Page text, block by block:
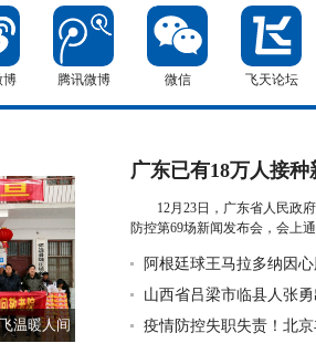
博 腾讯微博 微信 飞天论坛
温暖人间
广东已有18万人接
何时能接种？权威回
12月23日，广东省人民政
防控第69场新闻发布会，会上
阿根廷球王马拉多纳因
山西省吕梁市临县人张
疫情防控失职失责！北